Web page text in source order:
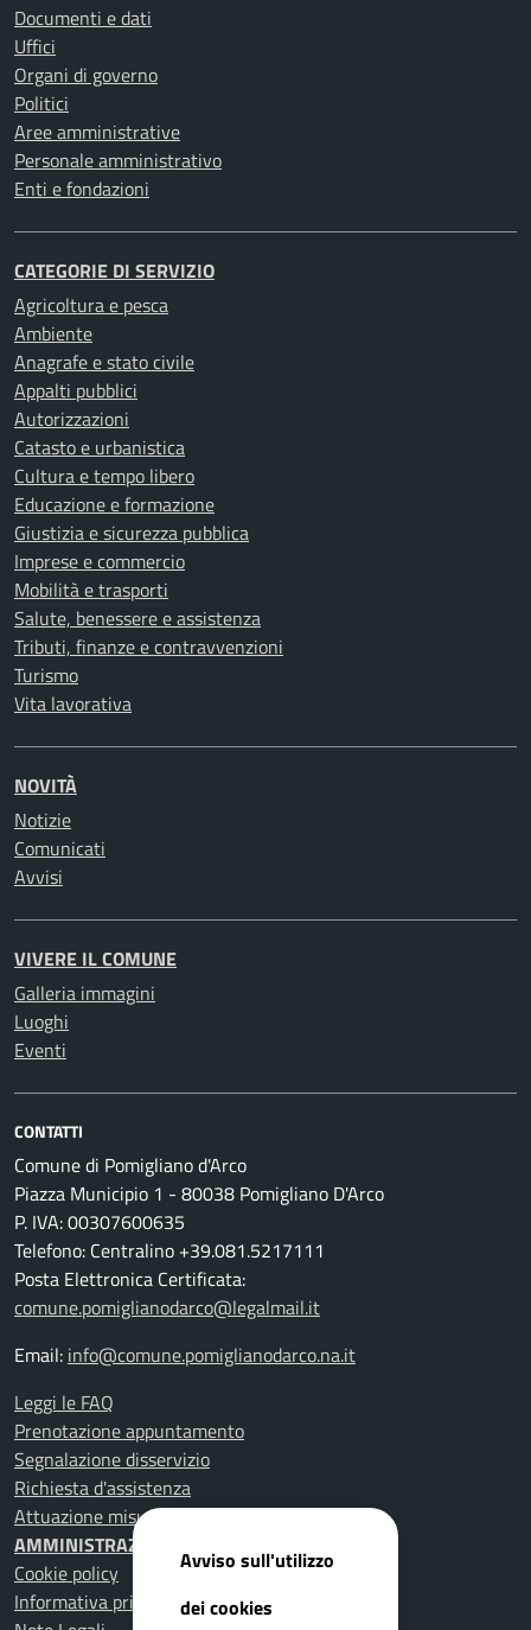
Documenti e dati
Uffici
Organi di governo
Politici
Aree amministrative
Personale amministrativo
Enti e fondazioni
CATEGORIE DI SERVIZIO
Agricoltura e pesca
Ambiente
Anagrafe e stato civile
Appalti pubblici
Autorizzazioni
Catasto e urbanistica
Cultura e tempo libero
Educazione e formazione
Giustizia e sicurezza pubblica
Imprese e commercio
Mobilità e trasporti
Salute, benessere e assistenza
Tributi, finanze e contravvenzioni
Turismo
Vita lavorativa
NOVITÀ
Notizie
Comunicati
Avvisi
VIVERE IL COMUNE
Galleria immagini
Luoghi
Eventi
CONTATTI
Comune di Pomigliano d'Arco
Piazza Municipio 1 - 80038 Pomigliano D'Arco
P. IVA: 00307600635
Telefono: Centralino +39.081.5217111
Posta Elettronica Certificata:
comune.pomiglianodarco@legalmail.it
Email: info@comune.pomiglianodarco.na.it
Leggi le FAQ
Prenotazione appuntamento
Segnalazione disservizio
Richiesta d'assistenza
Attuazione misure PNRR
AMMINISTRAZIONE TRASPARENTE
Cookie policy
Informativa privacy
Avviso sull'utilizzo
dei cookies